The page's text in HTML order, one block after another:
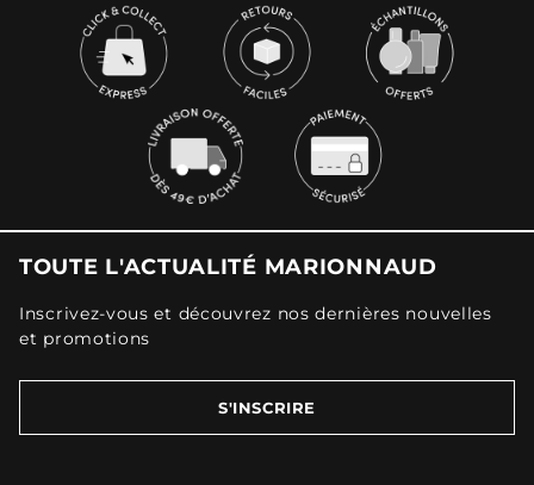
TOUTE L'ACTUALITÉ MARIONNAUD
Inscrivez-vous et découvrez nos dernières nouvelles
et promotions
S'INSCRIRE